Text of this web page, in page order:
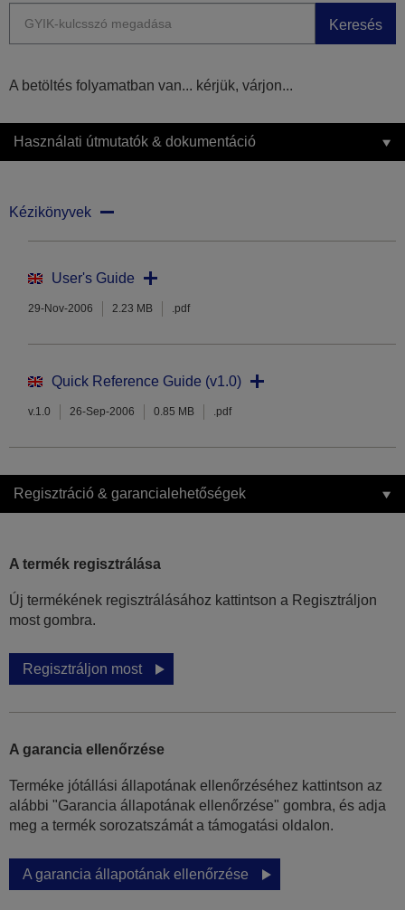
Keresés
A betöltés folyamatban van... kérjük, várjon...
Használati útmutatók & dokumentáció
Kézikönyvek
User's Guide
29-Nov-2006 2.23 MB .pdf
Quick Reference Guide (v1.0)
v.1.0 26-Sep-2006 0.85 MB .pdf
Regisztráció & garancialehetőségek
A termék regisztrálása
Új termékének regisztrálásához kattintson a Regisztráljon
most gombra.
Regisztráljon most
A garancia ellenőrzése
Terméke jótállási állapotának ellenőrzéséhez kattintson az
alábbi "Garancia állapotának ellenőrzése" gombra, és adja
meg a termék sorozatszámát a támogatási oldalon.
A garancia állapotának ellenőrzése